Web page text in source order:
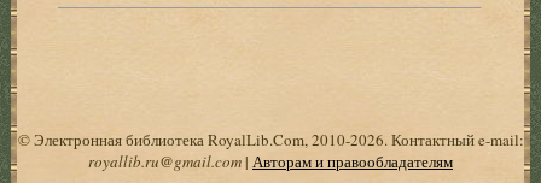
© Электронная библиотека RoyalLib.Com, 2010-2026. Контактный e-mail:
royallib.ru@gmail.com| Авторам и правообладателям